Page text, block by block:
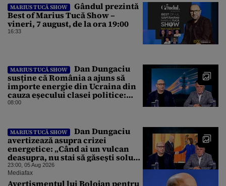
MARIUS TUCĂ SHOW
Gândul prezintă
Best of Marius Tucă Show –
vineri, 7 august, de la ora 19:00
16:33
MARIUS TUCĂ SHOW
Dan Dungaciu
susține că România a ajuns să
importe energie din Ucraina din
cauza eșecului clasei politice:
Este bilanțul politic al ultimilor
08:00
MARIUS TUCĂ SHOW
Dan Dungaciu
avertizează asupra crizei
energetice: „Când ai un vulcan
deasupra, nu stai să găsești soluții
cu leucoplast”
23:00, 05 Aug 2026
Mediafax
Avertismentul lui Bolojan pentru